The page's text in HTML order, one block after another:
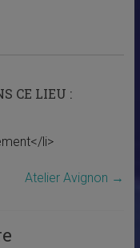
CE LIEU :
li>
Atelier Avignon →